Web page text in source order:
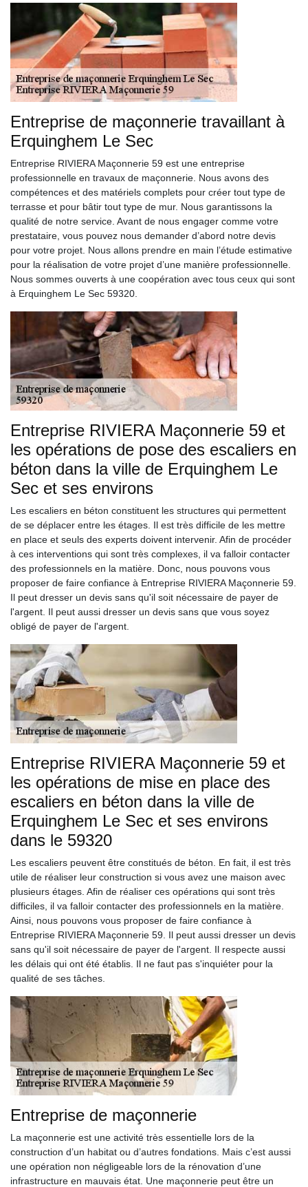
Entreprise de maçonnerie travaillant à
Erquinghem Le Sec
Entreprise RIVIERA Maçonnerie 59 est une entreprise
professionnelle en travaux de maçonnerie. Nous avons des
compétences et des matériels complets pour créer tout type de
terrasse et pour bâtir tout type de mur. Nous garantissons la
qualité de notre service. Avant de nous engager comme votre
prestataire, vous pouvez nous demander d’abord notre devis
pour votre projet. Nous allons prendre en main l’étude estimative
pour la réalisation de votre projet d’une manière professionnelle.
Nous sommes ouverts à une coopération avec tous ceux qui sont
à Erquinghem Le Sec 59320.
Entreprise RIVIERA Maçonnerie 59 et
les opérations de pose des escaliers en
béton dans la ville de Erquinghem Le
Sec et ses environs
Les escaliers en béton constituent les structures qui permettent
de se déplacer entre les étages. Il est très difficile de les mettre
en place et seuls des experts doivent intervenir. Afin de procéder
à ces interventions qui sont très complexes, il va falloir contacter
des professionnels en la matière. Donc, nous pouvons vous
proposer de faire confiance à Entreprise RIVIERA Maçonnerie 59.
Il peut dresser un devis sans qu'il soit nécessaire de payer de
l'argent. Il peut aussi dresser un devis sans que vous soyez
obligé de payer de l'argent.
Entreprise RIVIERA Maçonnerie 59 et
les opérations de mise en place des
escaliers en béton dans la ville de
Erquinghem Le Sec et ses environs
dans le 59320
Les escaliers peuvent être constitués de béton. En fait, il est très
utile de réaliser leur construction si vous avez une maison avec
plusieurs étages. Afin de réaliser ces opérations qui sont très
difficiles, il va falloir contacter des professionnels en la matière.
Ainsi, nous pouvons vous proposer de faire confiance à
Entreprise RIVIERA Maçonnerie 59. Il peut aussi dresser un devis
sans qu'il soit nécessaire de payer de l'argent. Il respecte aussi
les délais qui ont été établis. Il ne faut pas s'inquiéter pour la
qualité de ses tâches.
Entreprise de maçonnerie
La maçonnerie est une activité très essentielle lors de la
construction d’un habitat ou d’autres fondations. Mais c’est aussi
une opération non négligeable lors de la rénovation d’une
infrastructure en mauvais état. Une maçonnerie peut être un